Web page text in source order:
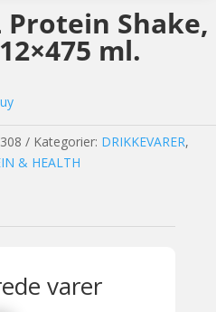
Shake,
ml.
Kategorier: DRIKKEVARER,
& HEALTH
varer